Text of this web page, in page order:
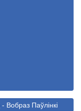
- Вобраз Паўлінкі